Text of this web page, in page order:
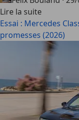
Lire la suite
Essai : Mercedes
promesses (2026)